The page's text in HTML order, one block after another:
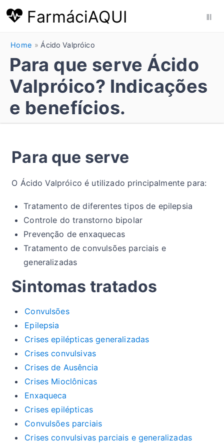
FarmáciAQUI
Home Ácido Valpróico
Para que serve Ácido
Valpróico? Indicações
e benefícios.
Para que serve
O Ácido Valpróico é utilizado principalmente para:
Tratamento de diferentes tipos de epilepsia
Controle do transtorno bipolar
Prevenção de enxaquecas
Tratamento de convulsões parciais e
generalizadas
Sintomas tratados
Convulsões
Epilepsia
Crises epilépticas generalizadas
Crises convulsivas
Crises de Ausência
Crises Mioclônicas
Enxaqueca
Crises epilépticas
Convulsões parciais
Crises convulsivas parciais e generalizadas